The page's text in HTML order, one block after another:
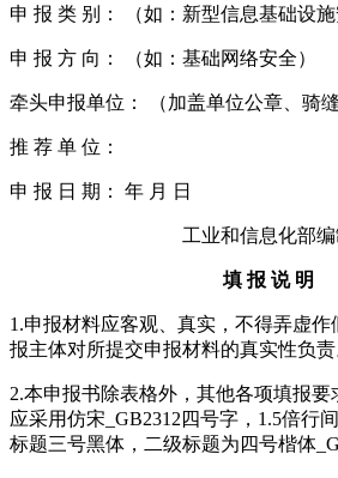
申 报 类 别： （如：新型信息基础设施
申 报 方 向： （如：基础网络安全）
牵头申报单位： （加盖单位公章、骑缝
推 荐 单 位：
申 报 日 期： 年 月 日
工业和信息化部编
填 报 说 明
1.申报材料应客观、真实，不得弄虚作
报主体对所提交申报材料的真实性负责
2.本申报书除表格外，其他各项填报
应采用仿宋_GB2312四号字，1.5倍行
标题三号黑体，二级标题为四号楷体